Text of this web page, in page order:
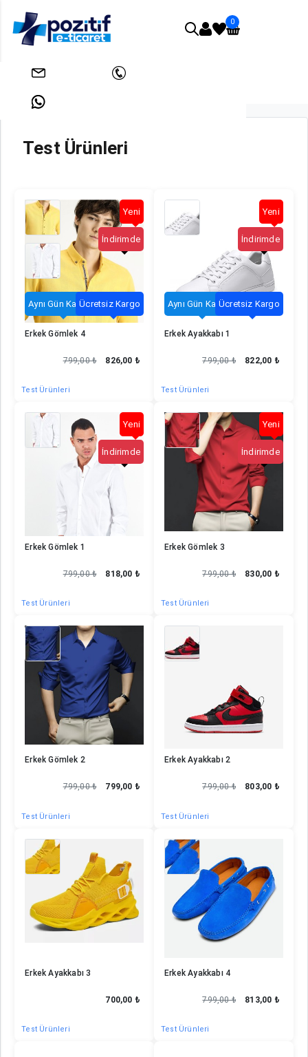
info@pozitifeticaret.com
0
Test Ürünleri
Erkek Gömlek 41
İndirimde
Yeni
Aynı Gün KargoÜcretsiz Kargo
Erkek Gömlek 4
799,00 ₺ 826,00 ₺
Test Ürünleri
İndirimde
Yeni
Aynı Gün KargoÜcretsiz Kargo
Erkek Ayakkabı 1
799,00 ₺ 822,00 ₺
Test Ürünleri
Erkek Gömlek 11
İndirimde
Yeni
Erkek Gömlek 1
799,00 ₺ 818,00 ₺
Test Ürünleri
Erkek Gömlek 32
İndirimde
Yeni
Erkek Gömlek 3
799,00 ₺ 830,00 ₺
Test Ürünleri
Erkek Gömlek 21
Erkek Gömlek 2
799,00 ₺ 799,00 ₺
Test Ürünleri
Erkek Ayakkabı 22
Erkek Ayakkabı 2
799,00 ₺ 803,00 ₺
Test Ürünleri
Erkek Ayakkabı 31
Erkek Ayakkabı 3
700,00 ₺
Test Ürünleri
Erkek Ayakkabı 42
Erkek Ayakkabı 4
799,00 ₺ 813,00 ₺
Test Ürünleri